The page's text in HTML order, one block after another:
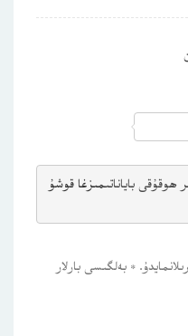
ھوقۇقى باياناتىمىزغا قوشۇ
* بەلگىسى بارلار